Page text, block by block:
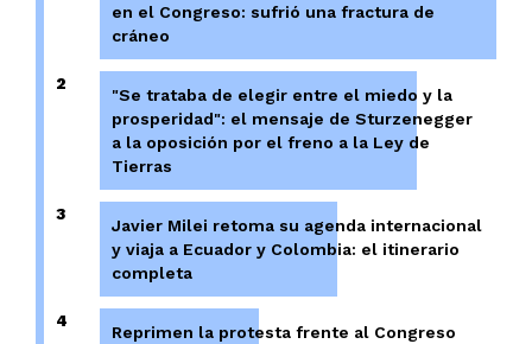
en el Congreso: sufrió una fractura de
cráneo
2
"Se trataba de elegir entre el miedo y la
prosperidad": el mensaje de Sturzenegger
a la oposición por el freno a la Ley de
Tierras
3
Javier Milei retoma su agenda internacional
y viaja a Ecuador y Colombia: el itinerario
completa
4
Reprimen la protesta frente al Congreso